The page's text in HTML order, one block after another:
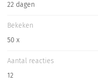
22 dagen
Bekeken
50 x
Aantal reacties
12